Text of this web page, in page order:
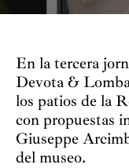
En la tercera
Devota &
los patios de la
con propuestas
Giuseppe
del museo.